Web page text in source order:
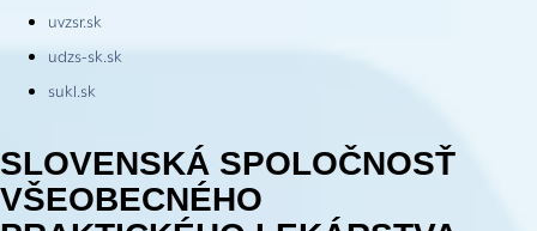
uvzsr.sk
udzs-sk.sk
sukl.sk
SLOVENSKÁ SPOLOČNOSŤ
VŠEOBECNÉHO